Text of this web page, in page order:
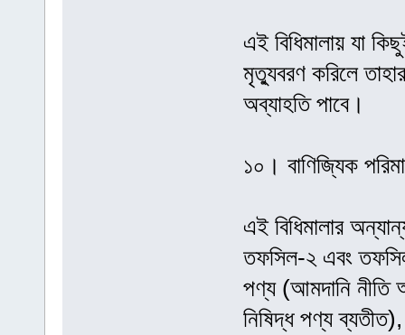
এই বিধিমালায় যা
মৃত্যুবরণ করিলে
অব্যাহতি পাবে।
১০। বাণিজ্যিক
এই বিধিমালার
তফসিল-২ এবং
পণ্য (আমদানি নীতি
নিষিদ্ধ পণ্য